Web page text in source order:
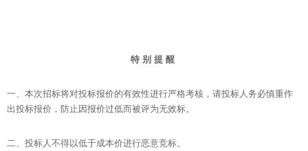
特 别 提 醒
一、本次招标将对投标报价的有效性进行严格考核，请投标人务必慎重作
出投标报价，防止因报价过低而被评为无效标。
二、投标人不得以低于成本价进行恶意竞标。